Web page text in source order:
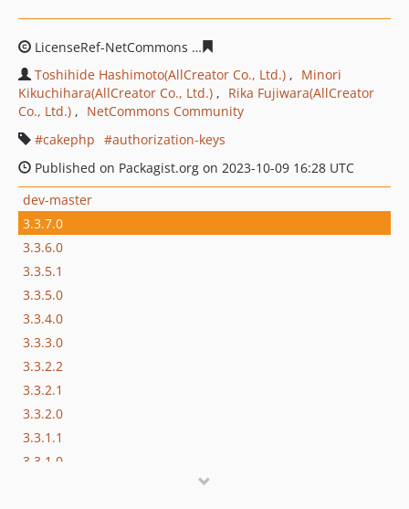
LicenseRef-NetCommons
Toshihide Hashimoto(AllCreator Co., Ltd.)
Minori
Kikuchihara(AllCreator Co., Ltd.)
Rika Fujiwara(AllCreator
Co., Ltd.)
NetCommons Community
cakephp
authorization-keys
Published on Packagist.org on 2023-10-09 16:28 UTC
dev-master
3.3.7.0
3.3.6.0
3.3.5.1
3.3.5.0
3.3.4.0
3.3.3.0
3.3.2.2
3.3.2.1
3.3.2.0
3.3.1.1
3.3.1.0